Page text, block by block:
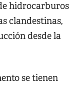
hidrocarburos
clandestinas,
desde la
se tienen